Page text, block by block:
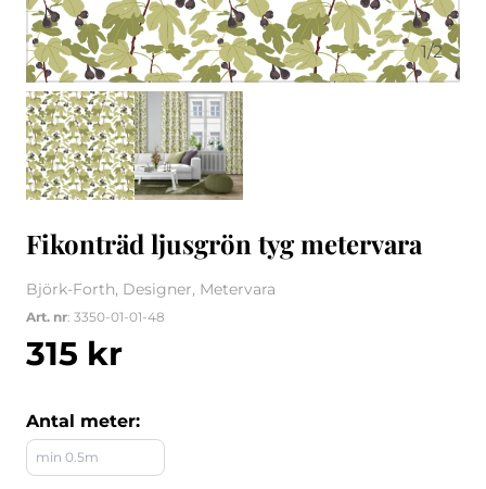
1/2
Fikonträd ljusgrön tyg metervara
Björk-Forth, Designer, Metervara
Art. nr: 3350-01-01-48
315 kr
Antal meter: